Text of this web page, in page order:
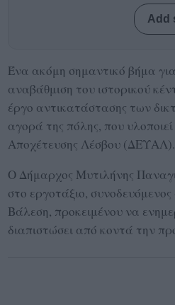
Add
Ένα ακόμη σημαντικό βήμα
αναβάθμιση του ιστορικού
έργο αντικατάστασης των
αγορά της πόλης, που
Αποχέτευσης Λέσβου (ΔΕΥΑΛ).
Ο Δήμαρχος Μυτιλήνης
στο εργοτάξιο,
Βάλεση, προκειμένου να
διαπιστώσει από κοντά την